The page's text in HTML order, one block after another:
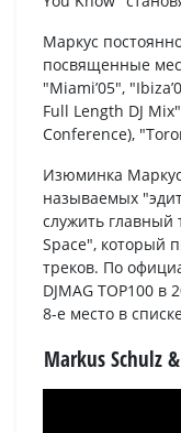
Маркус
посвященные
"Miami’05",
Full Length DJ
Conference),
Изюминка
называемых
служить главный
Space", который
треков. По
DJMAG TOP100 в
8-е место в
Markus Schulz